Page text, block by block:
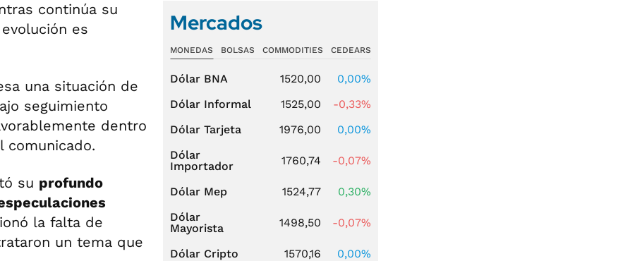
continúa su
es
una situación de
seguimiento
dentro
comunicado.
su profundo
la falta de
un tema que
Mercados
MONEDAS BOLSAS COMMODITIES CEDEARS
Dólar BNA 1520,00
0,00%
Dólar Informal
1525,00
-0,33%
Dólar Tarjeta
1976,00
0,00%
Dólar
Importador
1760,74 -0,07%
Dólar Mep 1524,77
0,30%
Dólar
Mayorista
1498,50 -0,07%
Dólar Cripto 1570,16
0,00%